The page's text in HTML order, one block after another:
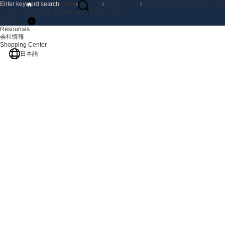
製品
ソリューション
サポート
Resources
会社情報
Shopping Center
日本語
ホーム 会社情報 ニュース 会社ニュース
本当にそれが変わるのでしょ
本当にそれが変わるのでしょうか